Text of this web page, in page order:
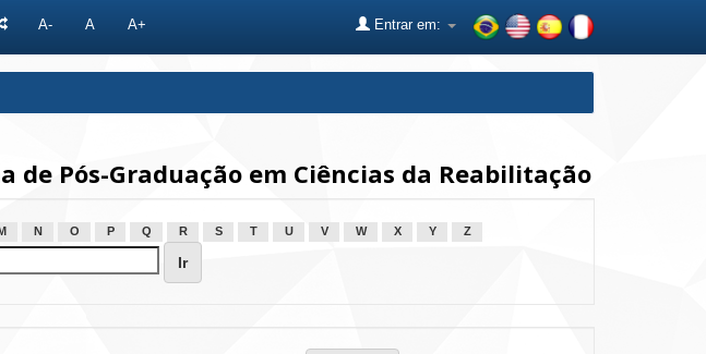
A- A A+ Entrar em:
Pós-Graduação em Ciências da Reabilitação
M N O P Q R S T U V W X Y Z